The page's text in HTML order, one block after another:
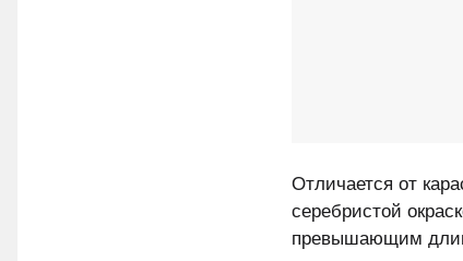
Отличается от
серебристой
превышающим